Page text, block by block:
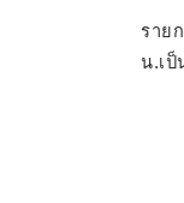
ราย
น.เป็